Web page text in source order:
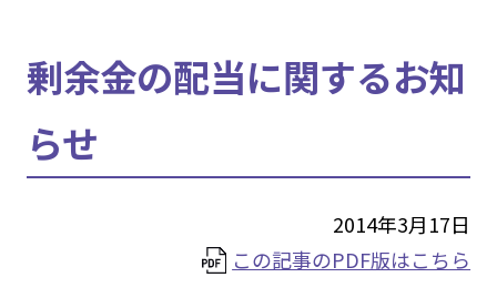
剰余金の配当に関するお知
らせ
2014年3月17日
この記事のPDF版はこちら